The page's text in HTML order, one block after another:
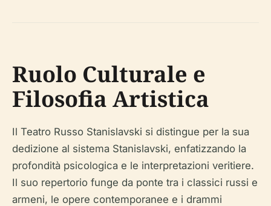
Ruolo Culturale e
Filosofia Artistica
Il Teatro Russo Stanislavski si distingue per la sua
dedizione al sistema Stanislavski, enfatizzando la
profondità psicologica e le interpretazioni veritiere.
Il suo repertorio funge da ponte tra i classici russi e
armeni, le opere contemporanee e i drammi